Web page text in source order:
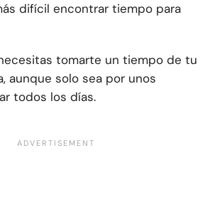
difícil encontrar tiempo para
tomarte un tiempo de tu
aunque solo sea por unos
todos los días.